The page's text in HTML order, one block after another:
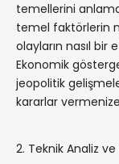
temellerini
temel faktörlerin
olayların nasıl
Ekonomik
jeopolitik
kararlar
2. Teknik Analiz